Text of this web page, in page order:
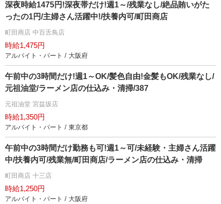
深夜時給1475円!深夜帯だけ!週1～/残業なし/絶品賄いがた
ったの1円/主婦さん活躍中!/扶養内可/町田商店
町田商店 中百舌鳥店
時給1,475円
アルバイト・パート / 大阪府
午前中の3時間だけ!週1～OK/髪色自由!金髪もOK/残業なし/
元祖油堂/ラーメン店の仕込み・清掃/387
元祖油堂 宮益坂店
時給1,350円
アルバイト・パート / 東京都
午前中の3時間だけ勤務も可!週1～可/未経験・主婦さん活躍
中/扶養内可/残業無/町田商店/ラーメン店の仕込み・清掃
町田商店 十三店
時給1,250円
アルバイト・パート / 大阪府